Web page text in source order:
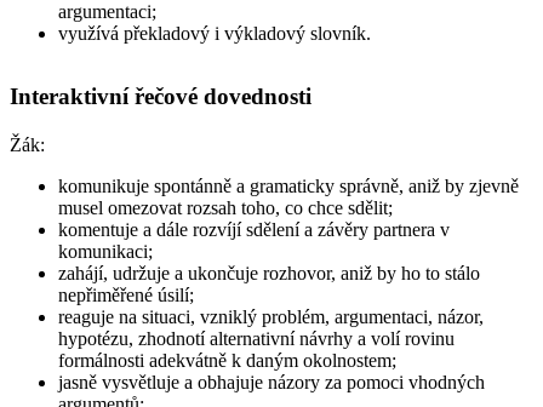
argumentaci;
využívá překladový i výkladový slovník.
Interaktivní řečové dovednosti
Žák:
komunikuje spontánně a gramaticky správně, aniž by zjevně
musel omezovat rozsah toho, co chce sdělit;
komentuje a dále rozvíjí sdělení a závěry partnera v
komunikaci;
zahájí, udržuje a ukončuje rozhovor, aniž by ho to stálo
nepřiměřené úsilí;
reaguje na situaci, vzniklý problém, argumentaci, názor,
hypotézu, zhodnotí alternativní návrhy a volí rovinu
formálnosti adekvátně k daným okolnostem;
jasně vysvětluje a obhajuje názory za pomoci vhodných